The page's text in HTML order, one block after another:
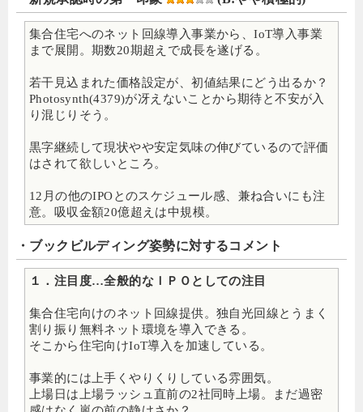
集合住宅へのネット回線導入事業から、IoT導入事業
まで展開。期数20期超えで成長を遂げる。
若干見込まれた価格設定が、初値結果にどう出るか？
Photosynth(4379)が冴えないことから期待と不安が入
り混じりそう。
黒字継続して現状やや安定気味の伸びているので評価
はされて欲しいところ。
12月の他のIPOとのスケジュール感、兼ね合いにも注
意。吸収金額20億超えは中規模。
・ブックビルディング姿勢に対するコメント
１．注目度…全般的なＩＰＯとしての注目
集合住宅向けのネット回線提供。独自光回線とうまく
割り振り無料ネット環境を導入できる。
そこから住宅向けIoT導入を加速している。
事業的には上手くやりくりしている雰囲気。
上場日は上場ラッシュ直前の2社同時上場。まだ過密